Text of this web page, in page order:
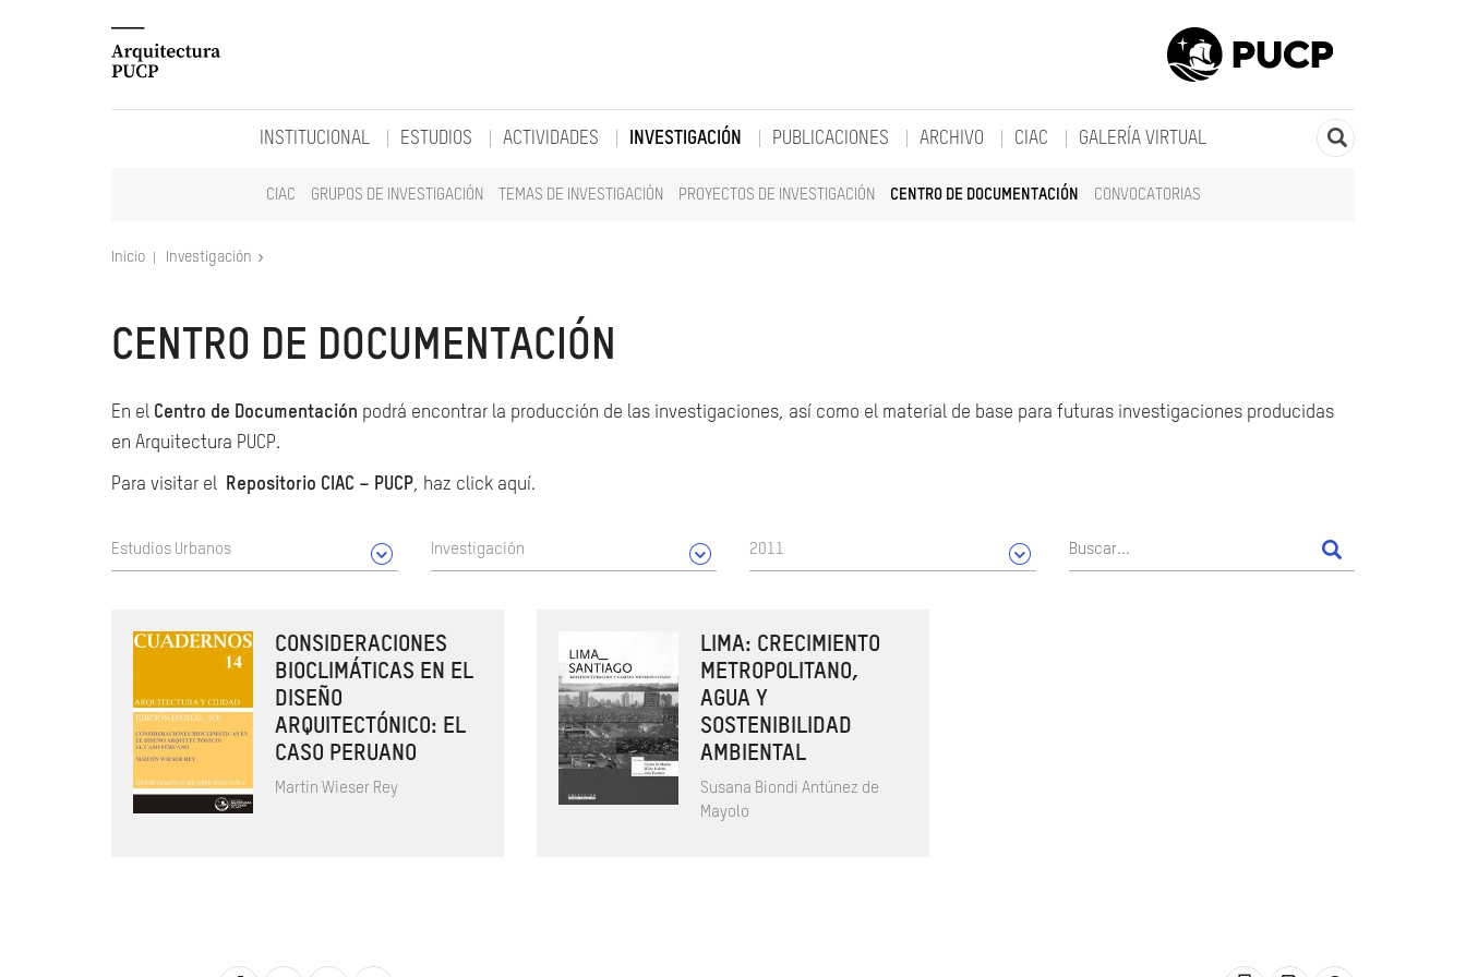
INSTITUCIONAL ESTUDIOS ACTIVIDADES INVESTIGACIÓN
CIAC GRUPOS DE INVESTIGACIÓN TEMAS DE INVESTIGACIÓN PROYECTOS DE INVESTIGACIÓN CENTRO DE DOCUMENTACIÓN CONVOCATORIAS
PUBLICACIONES ARCHIVO CIAC GALERÍA VIRTUAL
Inicio Investigación
CENTRO DE DOCUMENTACIÓN
En el Centro de Documentación podrá encontrar la producción de las investigaciones, así como el material de base para futuras investigaciones producidas
en Arquitectura PUCP.
Para visitar el Repositorio CIAC – PUCP, haz click aquí.
Estudios Urbanos Investigación 2011
CONSIDERACIONES
BIOCLIMÁTICAS EN EL
DISEÑO
ARQUITECTÓNICO: EL
CASO PERUANO
Martin Wieser Rey
LIMA: CRECIMIENTO
METROPOLITANO,
AGUA Y
SOSTENIBILIDAD
AMBIENTAL
Susana Biondi Antúnez de
Mayolo